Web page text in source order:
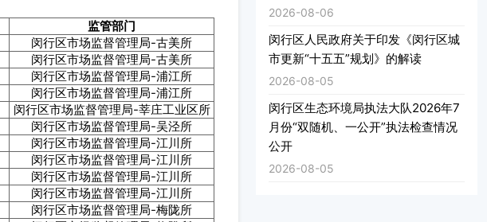
监管部门
闵行区市场监督管理局-古美所
闵行区市场监督管理局-古美所
闵行区市场监督管理局-浦江所
闵行区市场监督管理局-浦江所
闵行区市场监督管理局-莘庄工业区所
闵行区市场监督管理局-吴泾所
闵行区市场监督管理局-江川所
闵行区市场监督管理局-江川所
闵行区市场监督管理局-江川所
闵行区市场监督管理局-江川所
闵行区市场监督管理局-梅陇所
2026-08-06
闵行区人民政府关于印发《闵行区城
市更新“十五五”规划》的解读
2026-08-05
闵行区生态环境局执法大队2026年7
月份“双随机、一公开”执法检查情况
公开
2026-08-05